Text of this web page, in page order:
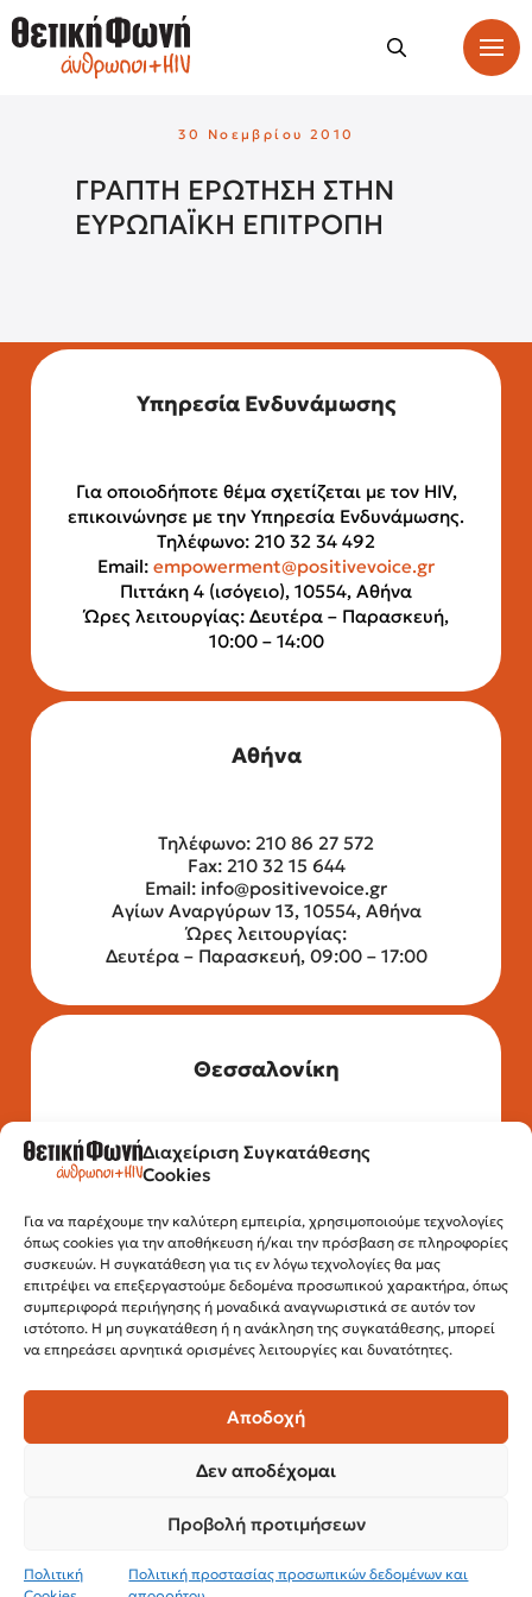
Διαχείριση Συγκατάθεσης
Cookies
Για να παρέχουμε την καλύτερη εμπειρία, χρησιμοποιούμε τεχνολογίες
όπως cookies για την αποθήκευση ή/και την πρόσβαση σε πληροφορίες
συσκευών. Η συγκατάθεση για τις εν λόγω τεχνολογίες θα μας
επιτρέψει να επεξεργαστούμε δεδομένα προσωπικού χαρακτήρα, όπως
συμπεριφορά περιήγησης ή μοναδικά αναγνωριστικά σε αυτόν τον
ιστότοπο. Η μη συγκατάθεση ή η ανάκληση της συγκατάθεσης, μπορεί
να επηρεάσει αρνητικά ορισμένες λειτουργίες και δυνατότητες.
Αποδοχή
Δεν αποδέχομαι
Προβολή προτιμήσεων
Πολιτική
Πολιτική προστασίας προσωπικών δεδομένων και
30 Νοεμβρίου 2010
ΓΡΑΠΤΗ ΕΡΩΤΗΣΗ ΣΤΗΝ
ΕΥΡΩΠΑΪΚΗ ΕΠΙΤΡΟΠΗ
Υπηρεσία Ενδυνάμωσης
Για οποιοδήποτε θέμα σχετίζεται με τον HIV,
επικοινώνησε με την Υπηρεσία Ενδυνάμωσης.
Τηλέφωνο: 210 32 34 492
Email: empowerment@positivevoice.gr
Πιττάκη 4 (ισόγειο), 10554, Αθήνα
Ώρες λειτουργίας: Δευτέρα – Παρασκευή,
10:00 – 14:00
Αθήνα
Τηλέφωνο: 210 86 27 572
Fax: 210 32 15 644
Email: info@positivevoice.gr
Αγίων Αναργύρων 13, 10554, Αθήνα
Ώρες λειτουργίας:
Δευτέρα – Παρασκευή, 09:00 – 17:00
Θεσσαλονίκη
Τηλέφωνο: 2315 525 020
Fax: 210 32 15 644
Εγνατίας 112, 3ος όροφος, 54622,
Θεσσαλονίκη
Ώρες λειτουργίας:
Δευτέρα – Παρασκευή, 10:00 –14:00